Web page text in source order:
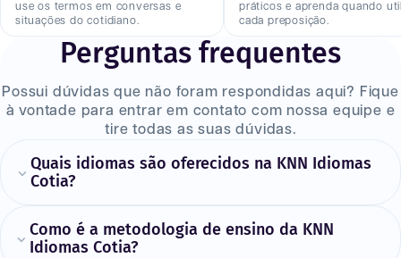
use os termos em conversas e
situações do cotidiano.
práticos e aprenda quando
cada preposição.
Perguntas frequentes
Possui dúvidas que não foram respondidas aqui? Fique
à vontade para entrar em contato com nossa equipe e
tire todas as suas dúvidas.
Quais idiomas são oferecidos na KNN Idiomas
Cotia?
Como é a metodologia de ensino da KNN
Idiomas Cotia?